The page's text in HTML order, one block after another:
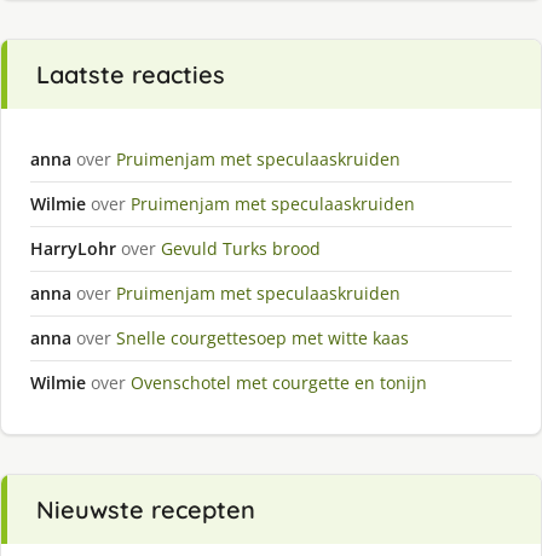
Laatste reacties
anna over Pruimenjam met speculaaskruiden
Wilmie over Pruimenjam met speculaaskruiden
HarryLohr over Gevuld Turks brood
anna over Pruimenjam met speculaaskruiden
anna over Snelle courgettesoep met witte kaas
Wilmie over Ovenschotel met courgette en tonijn
Nieuwste recepten